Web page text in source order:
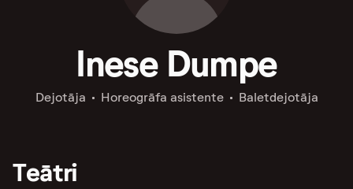
Inese Dumpe
Dejotāja Horeogrāfa asistente Baletdejotāja
Teātri